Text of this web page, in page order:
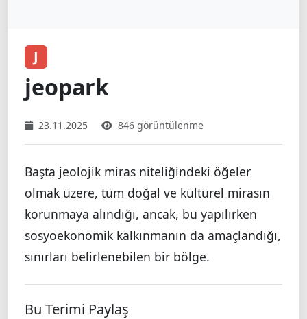
J
jeopark
23.11.2025 846 görüntülenme
Başta jeolojik miras niteliğindeki öğeler
olmak üzere, tüm doğal ve kültürel mirasın
korunmaya alındığı, ancak, bu yapılırken
sosyoekonomik kalkınmanın da amaçlandığı,
sınırları belirlenebilen bir bölge.
Bu Terimi Paylaş